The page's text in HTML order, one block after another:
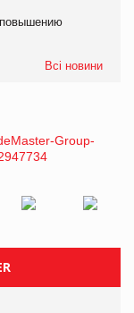
Всі новини